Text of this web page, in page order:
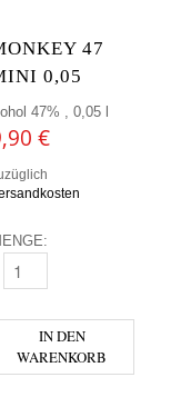
47
0,05
47% , 0,05 l
€
47 MINI 0,05 MENGE
IN DEN
WARENKORB